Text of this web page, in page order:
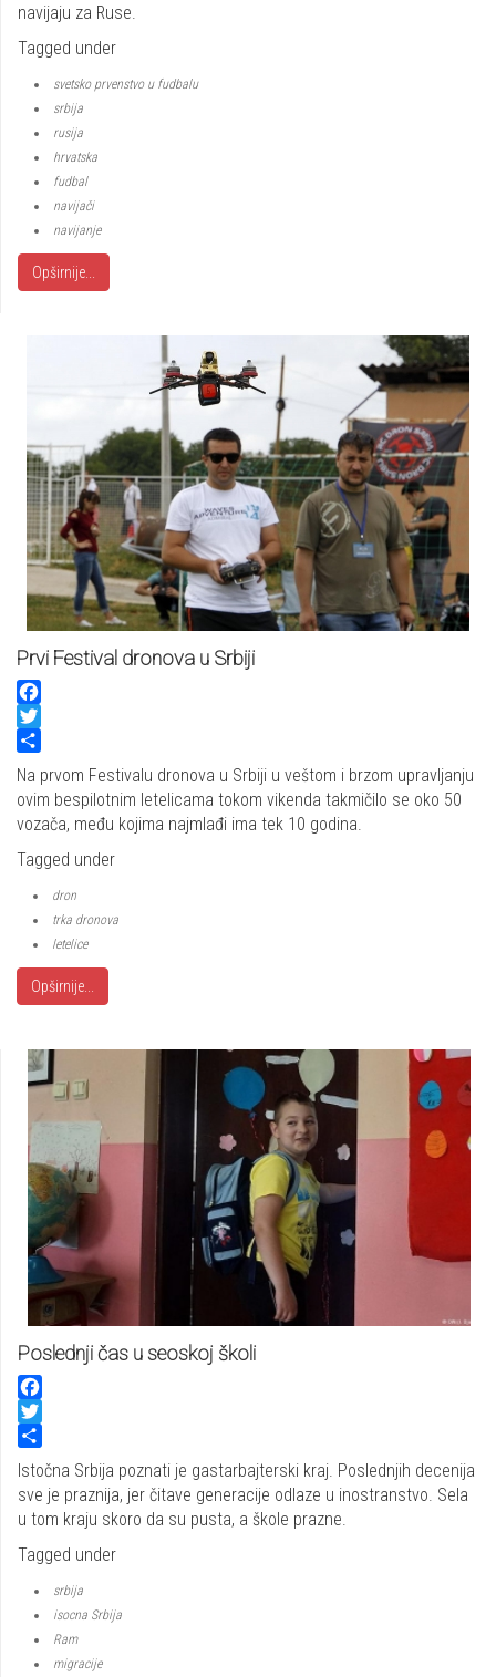
navijaju za Ruse.
Tagged under
svetsko prvenstvo u fudbalu
srbija
rusija
hrvatska
fudbal
navijači
navijanje
Opširnije...
Prvi Festival dronova u Srbiji
Facebook
Twitter
Share
Na prvom Festivalu dronova u Srbiji u veštom i brzom upravljanju
ovim bespilotnim letelicama tokom vikenda takmičilo se oko 50
vozača, među kojima najmlađi ima tek 10 godina.
Tagged under
dron
trka dronova
letelice
Opširnije...
Poslednji čas u seoskoj školi
Facebook
Twitter
Share
Istočna Srbija poznati je gastarbajterski kraj. Poslednjih decenija
sve je praznija, jer čitave generacije odlaze u inostranstvo. Sela
u tom kraju skoro da su pusta, a škole prazne.
Tagged under
srbija
isocna Srbija
Ram
migracije